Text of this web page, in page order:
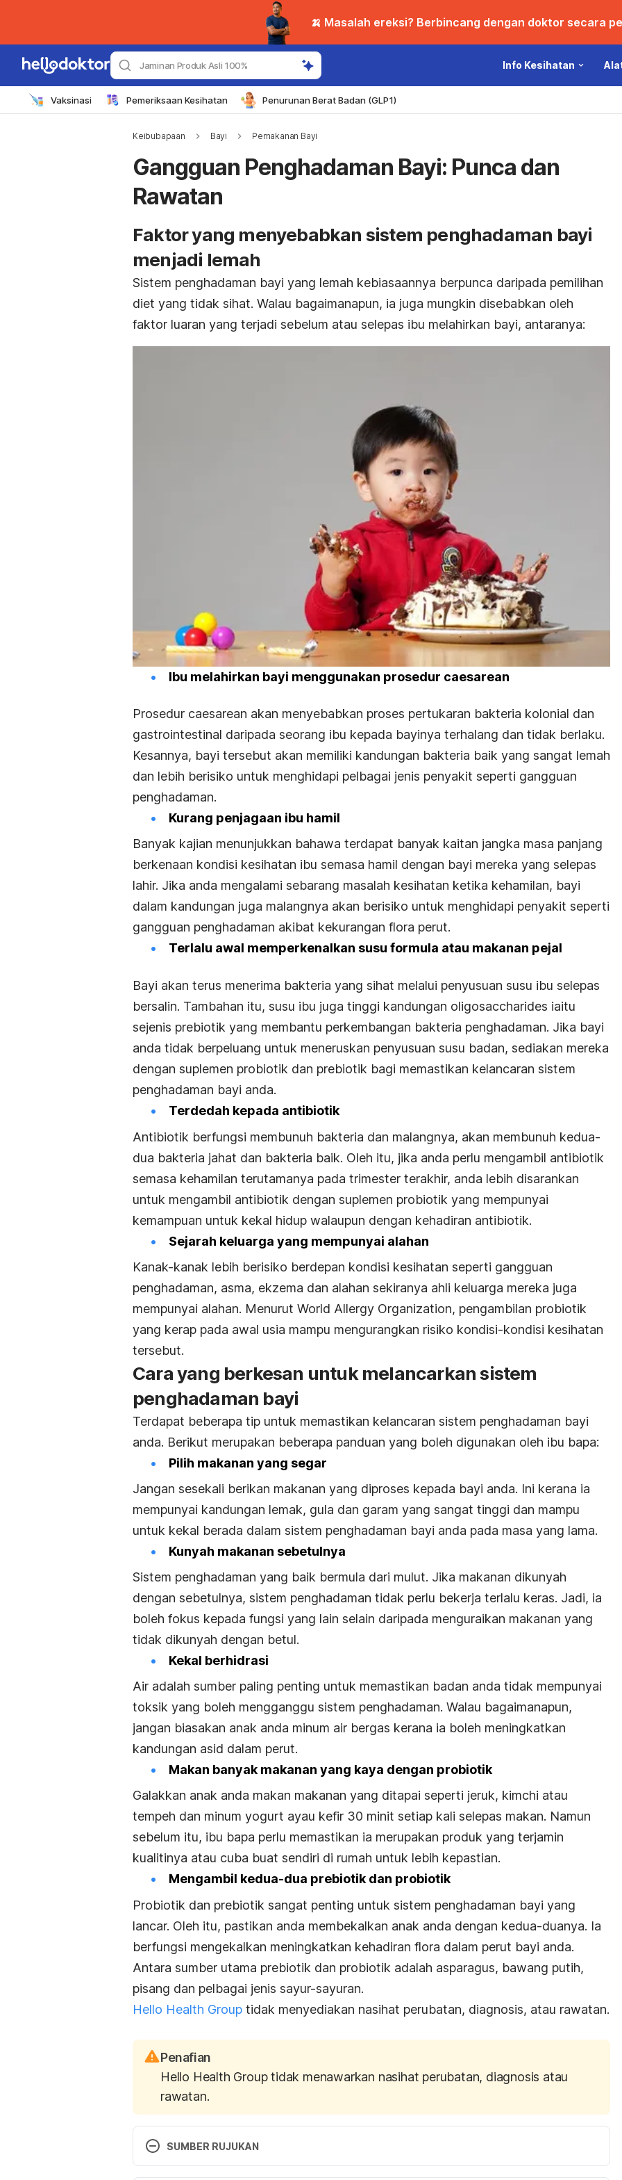
🍌 Masalah ereksi? Berbincang dengan doktor secara
Jaminan Produk Asli 100% Info Kesihatan
Vaksinasi Pemeriksaan Kesihatan Penurunan Berat Badan (GLP1)
Keibubapaan Bayi Pemakanan Bayi
Gangguan Penghadaman Bayi: Punca dan
Rawatan
Faktor yang menyebabkan sistem penghadaman bayi
menjadi lemah
Sistem penghadaman bayi yang lemah kebiasaannya berpunca daripada pemilihan
diet yang tidak sihat. Walau bagaimanapun, ia juga mungkin disebabkan oleh
faktor luaran yang terjadi sebelum atau selepas ibu melahirkan bayi, antaranya:
Ibu melahirkan bayi menggunakan prosedur caesarean
Prosedur caesarean akan menyebabkan proses pertukaran bakteria kolonial dan
gastrointestinal daripada seorang ibu kepada bayinya terhalang dan tidak berlaku.
Kesannya, bayi tersebut akan memiliki kandungan bakteria baik yang sangat lemah
dan lebih berisiko untuk menghidapi pelbagai jenis penyakit seperti gangguan
penghadaman.
Kurang penjagaan ibu hamil
Banyak kajian menunjukkan bahawa terdapat banyak kaitan jangka masa panjang
berkenaan kondisi kesihatan ibu semasa hamil dengan bayi mereka yang selepas
lahir. Jika anda mengalami sebarang masalah kesihatan ketika kehamilan, bayi
dalam kandungan juga malangnya akan berisiko untuk menghidapi penyakit seperti
gangguan penghadaman akibat kekurangan flora perut.
Terlalu awal memperkenalkan susu formula atau makanan pejal
Bayi akan terus menerima bakteria yang sihat melalui penyusuan susu ibu selepas
bersalin. Tambahan itu, susu ibu juga tinggi kandungan oligosaccharides iaitu
sejenis prebiotik yang membantu perkembangan bakteria penghadaman. Jika bayi
anda tidak berpeluang untuk meneruskan penyusuan susu badan, sediakan mereka
dengan suplemen probiotik dan prebiotik bagi memastikan kelancaran sistem
penghadaman bayi anda.
Terdedah kepada antibiotik
Antibiotik berfungsi membunuh bakteria dan malangnya, akan membunuh kedua-
dua bakteria jahat dan bakteria baik. Oleh itu, jika anda perlu mengambil antibiotik
semasa kehamilan terutamanya pada trimester terakhir, anda lebih disarankan
untuk mengambil antibiotik dengan suplemen probiotik yang mempunyai
kemampuan untuk kekal hidup walaupun dengan kehadiran antibiotik.
Sejarah keluarga yang mempunyai alahan
Kanak-kanak lebih berisiko berdepan kondisi kesihatan seperti gangguan
penghadaman, asma, ekzema dan alahan sekiranya ahli keluarga mereka juga
mempunyai alahan. Menurut World Allergy Organization, pengambilan probiotik
yang kerap pada awal usia mampu mengurangkan risiko kondisi-kondisi kesihatan
tersebut.
Cara yang berkesan untuk melancarkan sistem
penghadaman bayi
Terdapat beberapa tip untuk memastikan kelancaran sistem penghadaman bayi
anda. Berikut merupakan beberapa panduan yang boleh digunakan oleh ibu bapa:
Pilih makanan yang segar
Jangan sesekali berikan makanan yang diproses kepada bayi anda. Ini kerana ia
mempunyai kandungan lemak, gula dan garam yang sangat tinggi dan mampu
untuk kekal berada dalam sistem penghadaman bayi anda pada masa yang lama.
Kunyah makanan sebetulnya
Sistem penghadaman yang baik bermula dari mulut. Jika makanan dikunyah
dengan sebetulnya, sistem penghadaman tidak perlu bekerja terlalu keras. Jadi, ia
boleh fokus kepada fungsi yang lain selain daripada menguraikan makanan yang
tidak dikunyah dengan betul.
Kekal berhidrasi
Air adalah sumber paling penting untuk memastikan badan anda tidak mempunyai
toksik yang boleh mengganggu sistem penghadaman. Walau bagaimanapun,
jangan biasakan anak anda minum air bergas kerana ia boleh meningkatkan
kandungan asid dalam perut.
Makan banyak makanan yang kaya dengan probiotik
Galakkan anak anda makan makanan yang ditapai seperti jeruk, kimchi atau
tempeh dan minum yogurt ayau kefir 30 minit setiap kali selepas makan. Namun
sebelum itu, ibu bapa perlu memastikan ia merupakan produk yang terjamin
kualitinya atau cuba buat sendiri di rumah untuk lebih kepastian.
Mengambil kedua-dua prebiotik dan probiotik
Probiotik dan prebiotik sangat penting untuk sistem penghadaman bayi yang
lancar. Oleh itu, pastikan anda membekalkan anak anda dengan kedua-duanya. Ia
berfungsi mengekalkan meningkatkan kehadiran flora dalam perut bayi anda.
Antara sumber utama prebiotik dan probiotik adalah asparagus, bawang putih,
pisang dan pelbagai jenis sayur-sayuran.
Hello Health Group tidak menyediakan nasihat perubatan, diagnosis, atau rawatan.
Penafian
Hello Health Group tidak menawarkan nasihat perubatan, diagnosis atau
rawatan.
SUMBER RUJUKAN